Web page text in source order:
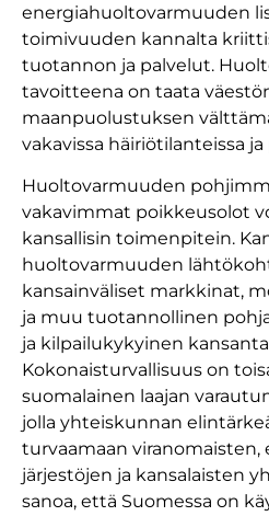
energiahuoltovarmuuden
toimivuuden kannalta
tuotannon ja palvelut.
tavoitteena on taata
maanpuolustuksen
vakavissa häiriötilanteissa
Huoltovarmuuden
vakavimmat poikkeusolot
kansallisin toimenpitein.
huoltovarmuuden
kansainväliset markkinat,
ja muu tuotannollinen
ja kilpailukykyinen
Kokonaisturvallisuus on
suomalainen laajan
jolla yhteiskunnan
turvaamaan viranomaisten,
järjestöjen ja kansalaisten
sanoa, että Suomessa on